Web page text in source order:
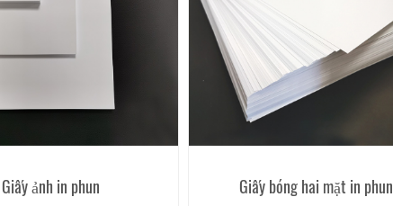
Giấy ảnh in phun Giấy bóng hai mặt in phun